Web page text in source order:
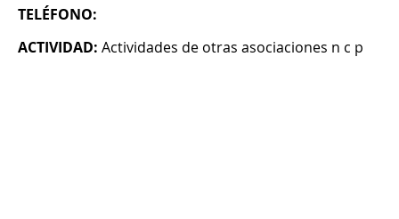
TELÉFONO:
ACTIVIDAD: Actividades de otras asociaciones n c p